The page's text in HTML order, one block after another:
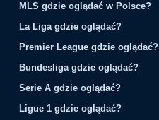
MLS gdzie oglądać w Polsce?
La Liga gdzie oglądać?
Premier League gdzie oglądać?
Bundesliga gdzie oglądać?
Serie A gdzie oglądać?
Ligue 1 gdzie oglądać?